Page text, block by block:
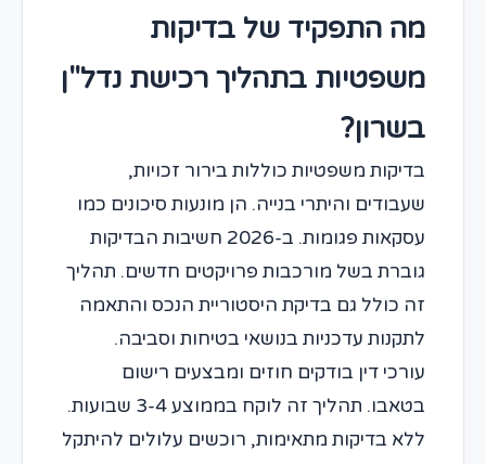
מה התפקיד של בדיקות
משפטיות בתהליך רכישת נדל"ן
בשרון?
בדיקות משפטיות כוללות בירור זכויות,
שעבודים והיתרי בנייה. הן מונעות סיכונים כמו
עסקאות פגומות. ב-2026 חשיבות הבדיקות
גוברת בשל מורכבות פרויקטים חדשים. תהליך
זה כולל גם בדיקת היסטוריית הנכס והתאמה
לתקנות עדכניות בנושאי בטיחות וסביבה.
עורכי דין בודקים חוזים ומבצעים רישום
בטאבו. תהליך זה לוקח בממוצע 3-4 שבועות.
ללא בדיקות מתאימות, רוכשים עלולים להיתקל